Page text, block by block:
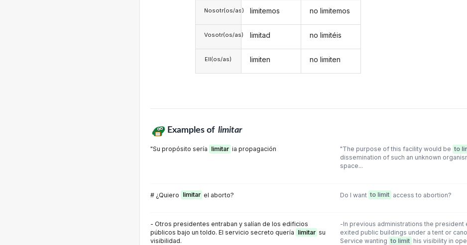
Nosotr(os/as)
Vosotr(os/as)
Ell(os/as)
limitemos
limitad
limiten
no limitemos
no limitéis
no limiten
Examples of limitar
"Su propósito sería limitar ia propagación "The purpose of this facility would be to
dissemination of such an unknown
space...
# ¿Quiero limitar el aborto? Do I want to limit access to abortion?
- Otros presidentes entraban y salían de los edificios
públicos bajo un toldo. El servicio secreto quería limitar su
visibilidad.
-ln previous administrations the president
exited public buildings under a tent or
Service wanting to limit his visibility in